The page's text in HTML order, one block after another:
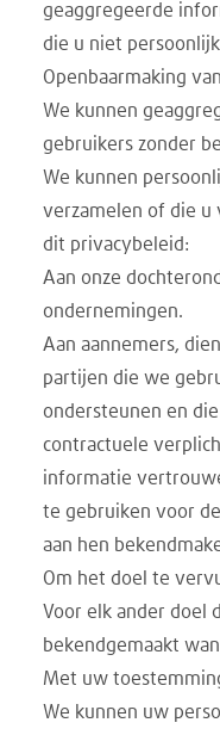
geaggregeerde
die u niet
Openbaarmaking
We kunnen
gebruikers zonder
We kunnen
verzamelen of die u
dit privacybeleid:
Aan onze
ondernemingen.
Aan aannemers,
partijen die we
ondersteunen en
contractuele
informatie
te gebruiken voor
aan hen
Om het doel te
Voor elk ander doel
bekendgemaakt
Met uw
We kunnen uw